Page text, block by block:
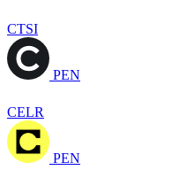
CTSI
PEN
CELR
PEN